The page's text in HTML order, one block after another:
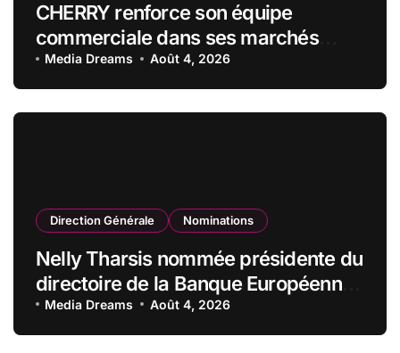
CHERRY renforce son équipe
commerciale dans ses marchés
stratégiques
Media Dreams Août 4, 2026
Direction Générale Nominations
Nelly Tharsis nommée présidente du
directoire de la Banque Européenne
du Crédit Mutuel
Media Dreams Août 4, 2026